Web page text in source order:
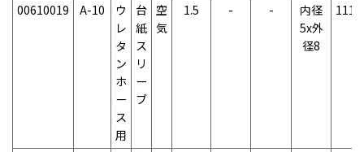
00610019 A-10
ウ
レ
タ
ン
ホ
ー
ス
用
台
紙
ス
リ
ー
ブ
空
気
1.5 - -
内径
5x外
径8
111g